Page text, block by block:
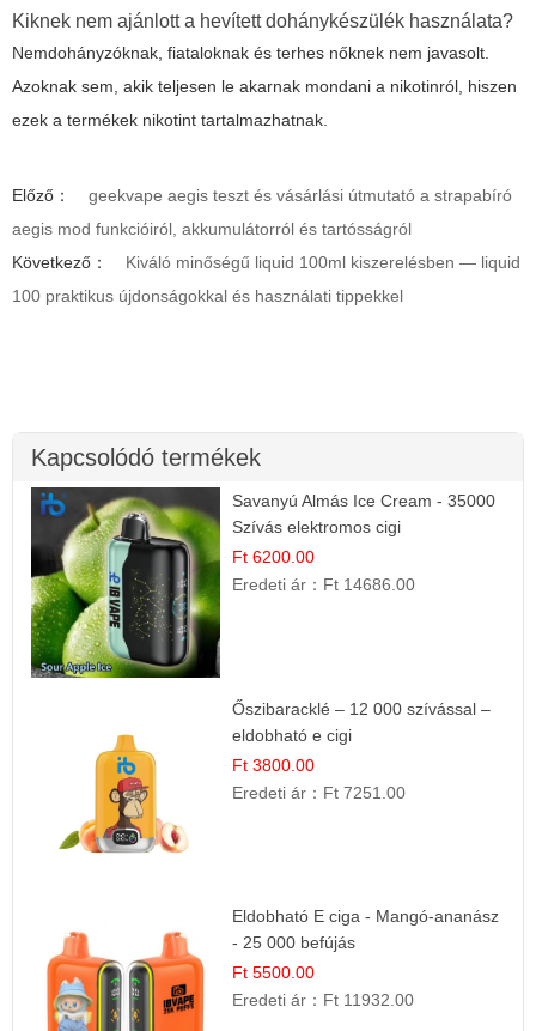
Kiknek nem ajánlott a hevített dohánykészülék használata?
Nemdohányzóknak, fiataloknak és terhes nőknek nem javasolt.
Azoknak sem, akik teljesen le akarnak mondani a nikotinról, hiszen
ezek a termékek nikotint tartalmazhatnak.
Előző：
geekvape aegis teszt és vásárlási útmutató a strapabíró
aegis mod funkcióiról, akkumulátorról és tartósságról
Következő：
Kiváló minőségű liquid 100ml kiszerelésben — liquid
100 praktikus újdonságokkal és használati tippekkel
Kapcsolódó termékek
Savanyú Almás Ice Cream - 35000
Szívás elektromos cigi
Ft 6200.00
Eredeti ár： Ft 14686.00
Őszibaracklé – 12 000 szívással –
eldobható e cigi
Ft 3800.00
Eredeti ár： Ft 7251.00
Eldobható E ciga - Mangó-ananász
- 25 000 befújás
Ft 5500.00
Eredeti ár： Ft 11932.00